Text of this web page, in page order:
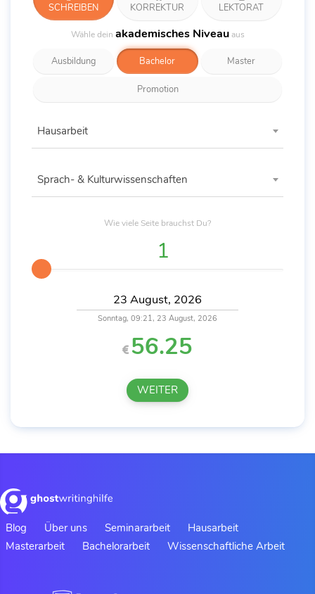
SCHREIBEN KORREKTUR LEKTORAT
Wähle dein akademisches Niveauaus
Ausbildung Bachelor Master
Promotion
Hausarbeit
Sprach- & Kulturwissenschaften
Wie viele Seite brauchst Du?
56.25
Sonntag, 09:21, 23 August, 2026
WEITER
Blog Über uns Seminararbeit
Hausarbeit
Masterarbeit
Bachelorarbeit Wissenschaftliche Arbeit